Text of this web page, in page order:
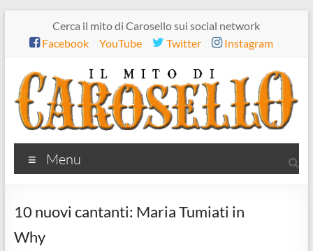
contenuto
Cerca il mito di Carosello sui social network
Facebook
YouTube Twitter Instagram
Il
mito
di
Carosello
Menu
10 nuovi cantanti: Maria Tumiati in
Why